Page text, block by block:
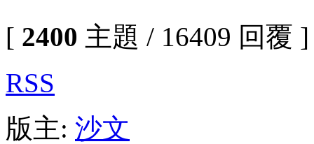
[ 2400 主題 / 16409 回覆 ]
RSS
版主: 沙文